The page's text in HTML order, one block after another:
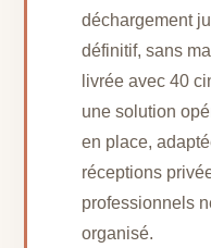
déchargement
définitif, sans
livrée avec 40
une solution
en place,
réceptions
professionnels
organisé.